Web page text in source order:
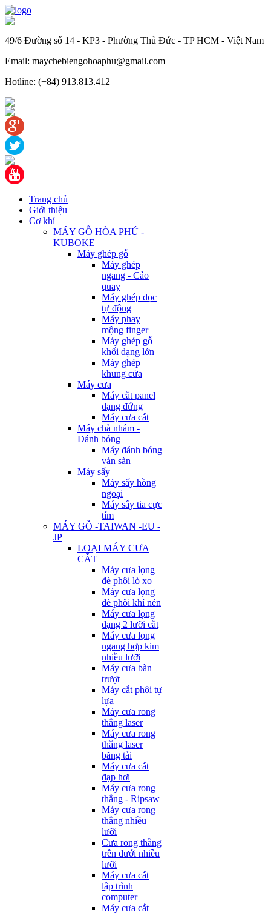
49/6 Đường số 14 - KP3 - Phường Thủ Đức - TP HCM - Việt Nam
Email: maychebiengohoaphu@gmail.com
Hotline: (+84) 913.813.412
Trang chủ
Giới thiệu
Cơ khí
MÁY GỖ HÒA PHÚ -
KUBOKE
Máy ghép gỗ
Máy ghép
ngang - Cảo
quay
Máy ghép dọc
tự động
Máy phay
mộng finger
Máy ghép gỗ
khối dạng lớn
Máy ghép
khung cửa
Máy cưa
Máy cắt panel
dạng đứng
Máy cưa cắt
Máy chà nhám -
Đánh bóng
Máy đánh bóng
ván sàn
Máy sấy
Máy sấy hồng
ngoại
Máy sấy tia cực
tím
MÁY GỖ -TAIWAN -EU -
JP
LOẠI MÁY CƯA
CẮT
Máy cưa lọng
đè phôi lò xo
Máy cưa lọng
đè phôi khí nén
Máy cưa lọng
dạng 2 lưỡi cắt
Máy cưa lọng
ngang hợp kim
nhiều lưỡi
Máy cưa bàn
trượt
Máy cắt phôi tự
lựa
Máy cưa rong
thẳng laser
Máy cưa rong
thẳng laser
băng tải
Máy cưa cắt
đạp hơi
Máy cưa rong
thẳng - Ripsaw
Máy cưa rong
thẳng nhiều
lưỡi
Cưa rong thẳng
trên dưới nhiều
lưỡi
Máy cưa cắt
lập trình
computer
Máy cưa cắt